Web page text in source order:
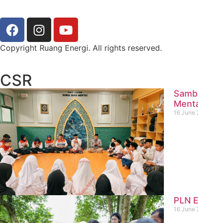
Copyright Ruang Energi. All rights reserved.
CSR
16 June
PLN
16 June